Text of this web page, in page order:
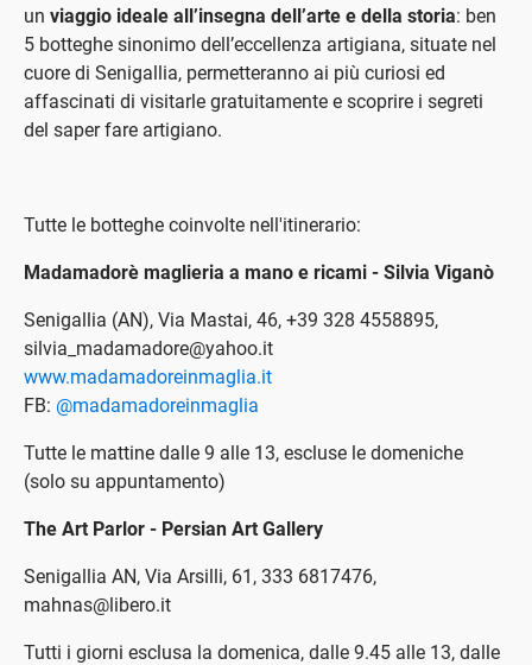
un viaggio ideale all’insegna dell’arte e della storia: ben
5 botteghe sinonimo dell’eccellenza artigiana, situate nel
cuore di Senigallia, permetteranno ai più curiosi ed
affascinati di visitarle gratuitamente e scoprire i segreti
del saper fare artigiano.
Tutte le botteghe coinvolte nell'itinerario:
Madamadorè maglieria a mano e ricami - Silvia Viganò
Senigallia (AN), Via Mastai, 46, +39 328 4558895,
silvia_madamadore@yahoo.it
www.madamadoreinmaglia.it
FB: @madamadoreinmaglia
Tutte le mattine dalle 9 alle 13, escluse le domeniche
(solo su appuntamento)
The Art Parlor - Persian Art Gallery
Senigallia AN, Via Arsilli, 61, 333 6817476,
mahnas@libero.it
Tutti i giorni esclusa la domenica, dalle 9.45 alle 13, dalle